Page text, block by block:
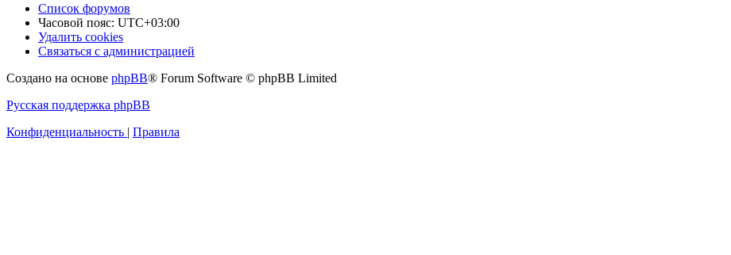
Список форумов
Часовой пояс: UTC+03:00
Удалить cookies
Связаться с администрацией
Создано на основе phpBB® Forum Software © phpBB Limited
Русская поддержка phpBB
Конфиденциальность | Правила